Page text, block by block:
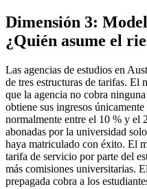
Dimensión 3:
¿Quién asume el
Las agencias de estudios en
de tres estructuras de tarifas. El
que la agencia no cobra
obtiene sus ingresos
normalmente entre el 10 % y el
abonadas por la universidad
haya matriculado con éxito. El
tarifa de servicio por parte del
más comisiones universitarias.
prepagada cobra a los